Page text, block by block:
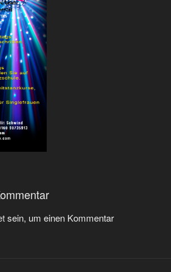
sein, um einen Kommentar